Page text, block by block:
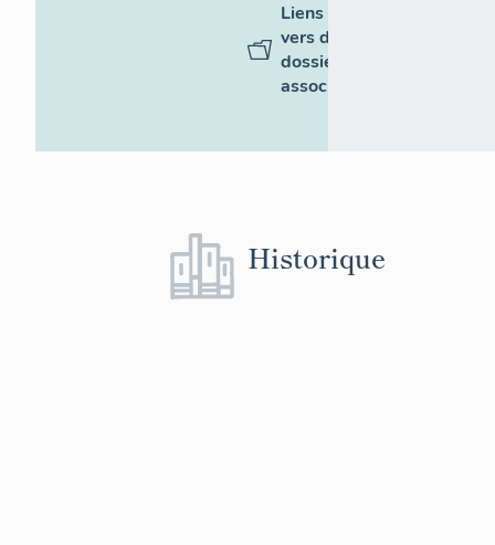
Liens
vers des
dossiers
associés
Historique